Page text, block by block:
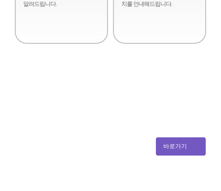
알려드립니다.
치를안내해드립니다.
바로가기